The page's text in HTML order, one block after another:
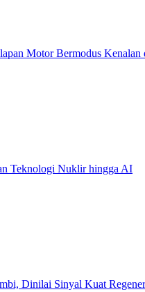
Motor Bermodus
Teknologi Nuklir hingga AI
Dinilai Sinyal Kuat